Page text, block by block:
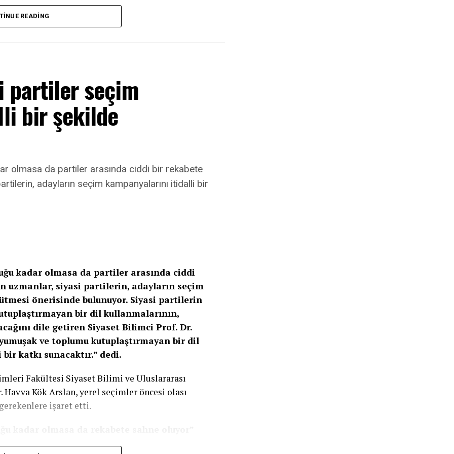
minimal bir kesiden çıkarılır.”
biri, operasyonun kısa sürede
içinde tamamlanıyor ve hastalar çoğu zaman
uygulanabiliyor:
yapılması gerekiyor.
değerlendiriliyor:
damlaların düzenli kullanılması gerektiğini
bilgi almak isteyenler Veni Vidi Göz Ataşehir’in
READING
partiler seçim
bir şekilde
olmasa da partiler arasında ciddi bir rekabete
adayların seçim kampanyalarını itidalli bir
kadar olmasa da partiler arasında ciddi
uzmanlar, siyasi partilerin, adayların seçim
önerisinde bulunuyor. Siyasi partilerin
bir dil kullanmalarının,
dile getiren Siyaset Bilimci Prof. Dr.
ve toplumu kutuplaştırmayan bir dil
katkı sunacaktır.” dedi.
Fakültesi Siyaset Bilimi ve Uluslararası
Kök Arslan, yerel seçimler öncesi olası
işaret etti.